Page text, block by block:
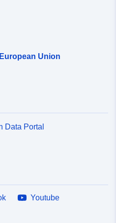
Union
Data Portal
Youtube